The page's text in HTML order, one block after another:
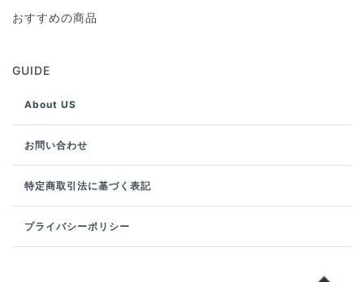
おすすめの商品
GUIDE
About US
お問い合わせ
特定商取引法に基づく表記
プライバシーポリシー